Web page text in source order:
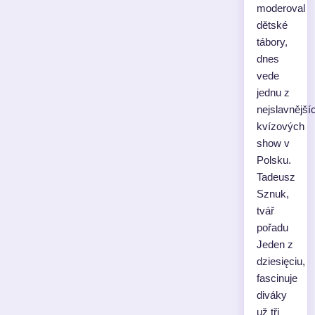
moderoval
dětské
tábory,
dnes
vede
jednu z
kvízových
show v
Polsku.
Tadeusz
Sznuk,
tvář
pořadu
Jeden z
dziesięciu,
fascinuje
diváky
už tři